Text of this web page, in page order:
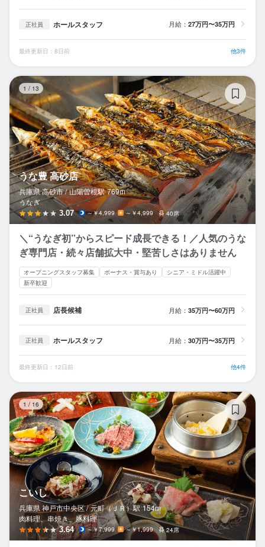
正社員 ホールスタッフ 月給： 27万円〜35万円
最終更新日：8日前 他3件
1 / 13
うな豊 高砂店
兵庫県 高砂市 / 山陽曽根駅 769m
うなぎ
3.07 ～￥4,999 ～￥4,999 40席
＼“うなぎ初”からスピード成長できる！／人気のうな
ぎ専門店・続々店舗拡大中・堅苦しさはありません
オープニングスタッフ募集 ボーナス・賞与あり
シニア・ミドル活躍中
新卒歓迎
正社員 店長候補 月給： 35万円〜60万円
正社員 ホールスタッフ 月給： 30万円〜35万円
最終更新日：12日前 他4件
1 / 16
こいし
兵庫県 神戸市中央区 / 元町（ＪＲ）駅 154m
肉料理、串焼き、豚料理
3.64 ～￥7,999 ～￥1,999 24席